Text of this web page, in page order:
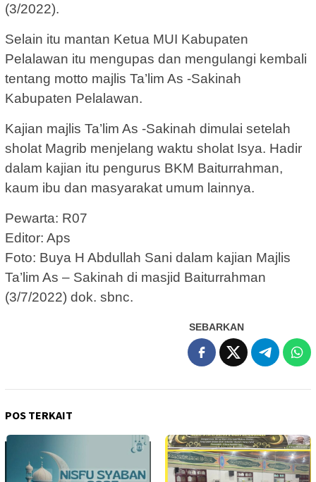
(3/2022).
Selain itu mantan Ketua MUI Kabupaten
Pelalawan itu mengupas dan mengulangi kembali
tentang motto majlis Ta’lim As -Sakinah
Kabupaten Pelalawan.
Kajian majlis Ta’lim As -Sakinah dimulai setelah
sholat Magrib menjelang waktu sholat Isya. Hadir
dalam kajian itu pengurus BKM Baiturrahman,
kaum ibu dan masyarakat umum lainnya.
Pewarta: R07
Editor: Aps
Foto: Buya H Abdullah Sani dalam kajian Majlis
Ta’lim As – Sakinah di masjid Baiturrahman
(3/7/2022) dok. sbnc.
SEBARKAN
POS TERKAIT